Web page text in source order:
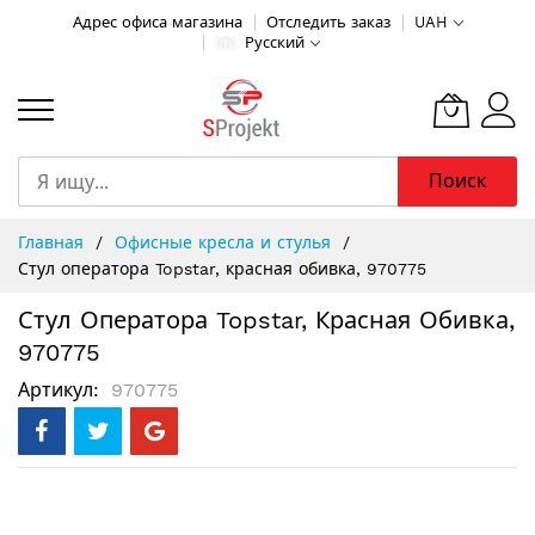
Адрес офиса магазина Отследить заказ
UAH
Русский
Поиск
Content
Главная
Офисные кресла и стулья
Стул оператора Topstar, красная обивка, 970775
Стул Оператора Topstar, Красная Обивка,
970775
Артикул 970775